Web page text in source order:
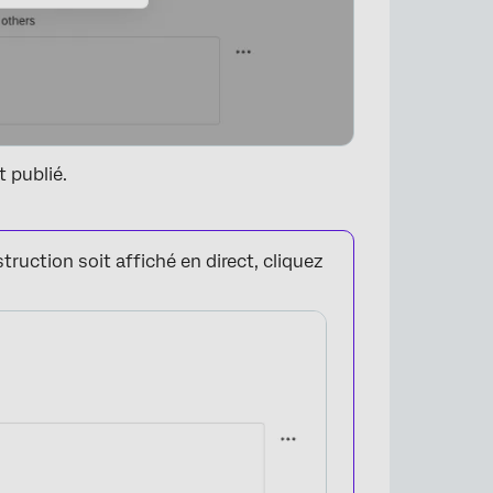
×
publié.
soit affiché en direct, cliquez